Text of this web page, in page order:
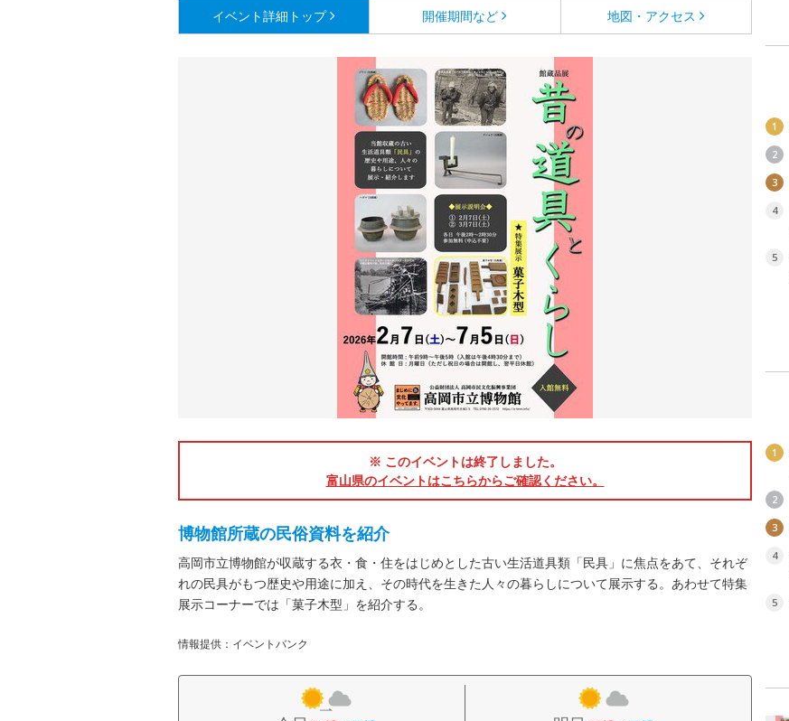
イベント詳細 トップ 開催期間など 地図・アクセス
※ このイベントは終了しました。
富山県のイベントはこちらからご確認ください。
博物館所蔵の民俗資料を紹介
高岡市立博物館が収蔵する衣・食・住をはじめとした古い生活道具類「民具」に焦点をあて、それぞ
れの民具がもつ歴史や用途に加え、その時代を生きた人々の暮らしについて展示する。あわせて特集
展示コーナーでは「菓子木型」を紹介する。
情報提供：イベントバンク
1
2
3
4
5
1
2
3
4
5